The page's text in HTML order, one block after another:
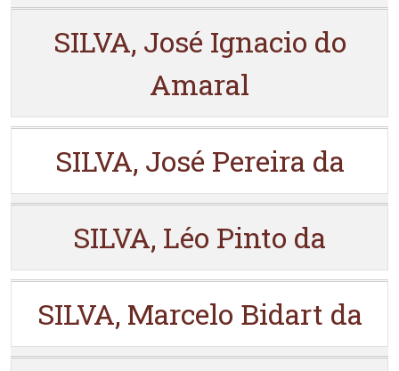
SILVA, José Ignacio do
Amaral
SILVA, José Pereira da
SILVA, Léo Pinto da
SILVA, Marcelo Bidart da